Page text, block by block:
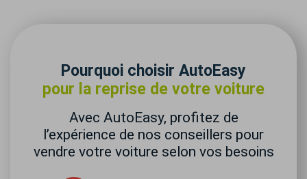
Pourquoi choisir AutoEasy
pour la reprise de votre voiture
Avec AutoEasy, profitez de
l’expérience de nos conseillers pour
vendre votre voiture selon vos besoins